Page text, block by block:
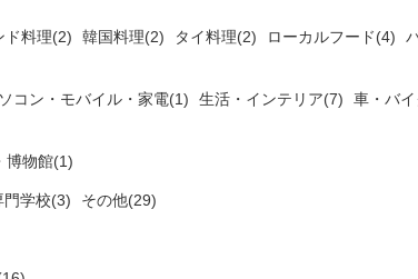
ド料理(2) 韓国料理(2) タイ料理(2) ローカルフード(4)
コン・モバイル・家電(1) 生活・インテリア(7) 車・バ
博物館(1)
門学校(3) その他(29)